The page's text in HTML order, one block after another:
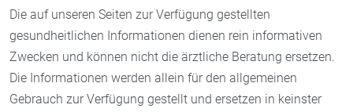
Die auf unseren Seiten zur Verfügung gestellten
gesundheitlichen Informationen dienen rein informativen
Zwecken und können nicht die ärztliche Beratung ersetzen.
Die Informationen werden allein für den allgemeinen
Gebrauch zur Verfügung gestellt und ersetzen in keinster